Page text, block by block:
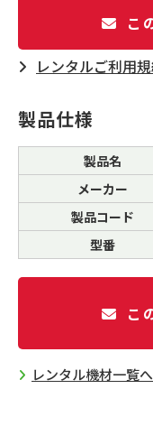
こ
レンタルご利⽤
製品仕様
製品名
メーカー
製品コード
型番
こ
レンタル機材一覧